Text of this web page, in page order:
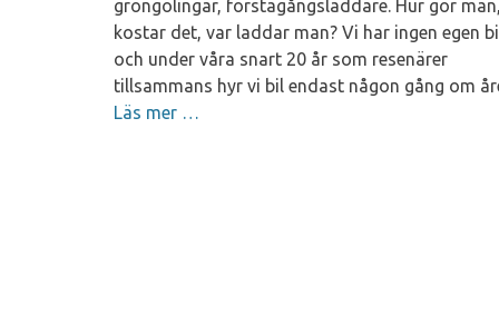
gröngölingar, förstagångsladdare. Hur gör
kostar det, var laddar man? Vi har ingen egen
och under våra snart 20 år som resenärer
tillsammans hyr vi bil endast någon gång om
Läs mer …